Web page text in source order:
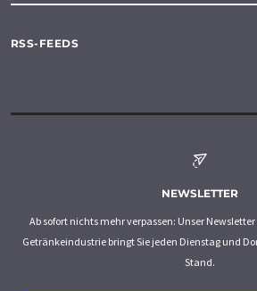
RSS-FEEDS
NEWSLETTER
Ab sofort nichts mehr verpassen: Unser
Getränkeindustrie bringt Sie jeden Dienstag und
Stand.